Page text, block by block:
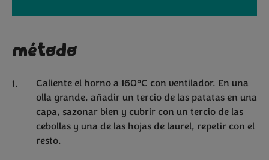
método
Caliente el horno a 160°C con ventilador. En una
olla grande, añadir un tercio de las patatas en una
capa, sazonar bien y cubrir con un tercio de las
cebollas y una de las hojas de laurel, repetir con el
resto.